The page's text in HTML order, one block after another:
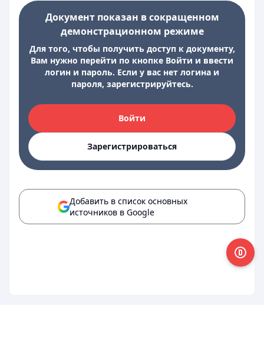
Документ показан в сокращенном
демонстрационном режиме
Для того, чтобы получить доступ к документу,
Вам нужно перейти по кнопке Войти и ввести
логин и пароль. Если у вас нет логина и
пароля, зарегистрируйтесь.
Войти
Зарегистрироваться
Добавить в список основных
источников в Google